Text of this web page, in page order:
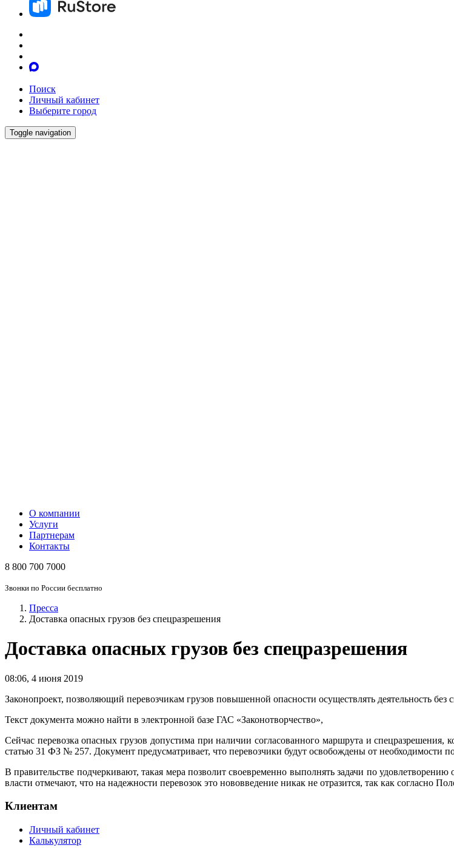
Поиск
Личный кабинет
Выберите город
Toggle navigation
О компании
Услуги
Партнерам
Контакты
8 800 700 7000
Звонки по России бесплатно
Пресса
Доставка опасных грузов без спецразрешения
Доставка опасных грузов без спецразрешения
08:06, 4 июня 2019
Законопроект, позволяющий перевозчикам грузов повышенной опасности осуществлять деятельность
Текст документа можно найти в электронной базе ГАС «Законотворчество»,
Сейчас перевозка опасных грузов допустима при наличии согласованного маршрута и
статью 31 ФЗ № 257. Документ предусматривает, что перевозчики будут освобождены от необходимости
В правительстве подчеркивают, такая мера позволит своевременно выполнять задачи по
власти отмечают, что на надежности перевозок это нововведение никак не отразится, так как согласно
Клиентам
Личный кабинет
Калькулятор